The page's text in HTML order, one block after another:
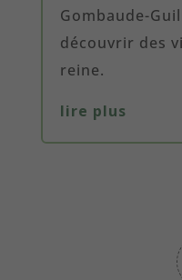
Gombaude-
découvrir des
reine.
lire plus